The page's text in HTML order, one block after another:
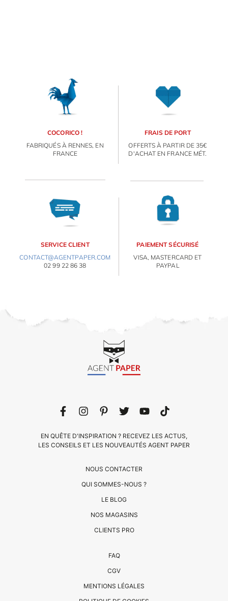
COCORICO !
FABRIQUÉS À RENNES, EN
FRANCE
FRAIS DE PORT
OFFERTS À PARTIR DE 35€
D'ACHAT EN FRANCE MÉT.
SERVICE CLIENT
CONTACT@AGENTPAPER.COM
02 99 22 86 38
PAIEMENT SÉCURISÉ
VISA, MASTERCARD ET
PAYPAL
NOUS CONTACTER
QUI SOMMES-NOUS ?
LE BLOG
NOS MAGASINS
CLIENTS PRO
FAQ
CGV
MENTIONS LÉGALES
EN QUÊTE D'INSPIRATION ? RECEVEZ LES ACTUS,
LES CONSEILS ET LES NOUVEAUTÉS AGENT PAPER